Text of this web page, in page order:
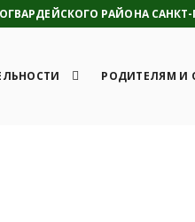
РАЙОНА САНКТ-
РОДИТЕЛЯМ И